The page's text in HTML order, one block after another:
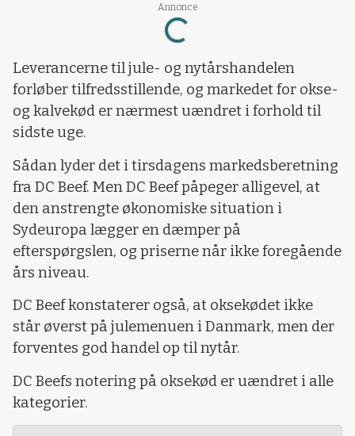
Annonce
Loading...
Leverancerne til jule- og nytårshandelen
forløber tilfredsstillende, og markedet for okse-
og kalvekød er nærmest uændret i forhold til
sidste uge.
Sådan lyder det i tirsdagens markedsberetning
fra DC Beef. Men DC Beef påpeger alligevel, at
den anstrengte økonomiske situation i
Sydeuropa lægger en dæmper på
efterspørgslen, og priserne når ikke foregående
års niveau.
DC Beef konstaterer også, at oksekødet ikke
står øverst på julemenuen i Danmark, men der
forventes god handel op til nytår.
DC Beefs notering på oksekød er uændret i alle
kategorier.